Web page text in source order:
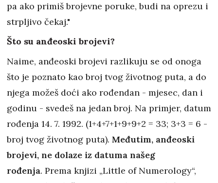
pa ako primiš brojevne poruke, budi na oprezu i
strpljivo čekaj."
Što su anđeoski brojevi?
Naime, anđeoski brojevi razlikuju se od onoga
što je poznato kao broj tvog životnog puta, a do
njega možeš doći ako rođendan - mjesec, dan i
godinu - svedeš na jedan broj. Na primjer, datum
rođenja 14. 7. 1992. (1+4+7+1+9+9+2 = 33; 3+3 = 6 -
broj tvog životnog puta). Međutim, anđeoski
brojevi, ne dolaze iz datuma našeg
rođenja. Prema knjizi „Little of Numerology“,